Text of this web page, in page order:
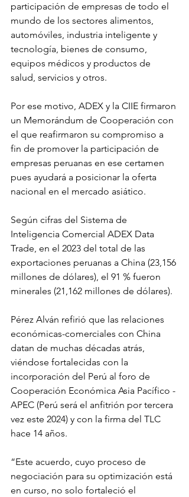
participación de empresas de todo el
mundo de los sectores alimentos,
automóviles, industria inteligente y
tecnología, bienes de consumo,
equipos médicos y productos de
salud, servicios y otros.
Por ese motivo, ADEX y la CIIE firmaron
un Memorándum de Cooperación con
el que reafirmaron su compromiso a
fin de promover la participación de
empresas peruanas en ese certamen
pues ayudará a posicionar la oferta
nacional en el mercado asiático.
Según cifras del Sistema de
Inteligencia Comercial ADEX Data
Trade, en el 2023 del total de las
exportaciones peruanas a China (23,156
millones de dólares), el 91 % fueron
minerales (21,162 millones de dólares).
Pérez Alván refirió que las relaciones
económicas-comerciales con China
datan de muchas décadas atrás,
viéndose fortalecidas con la
incorporación del Perú al foro de
Cooperación Económica Asia Pacífico -
APEC (Perú será el anfitrión por tercera
vez este 2024) y con la firma del TLC
hace 14 años.
“Este acuerdo, cuyo proceso de
negociación para su optimización está
en curso, no solo fortaleció el